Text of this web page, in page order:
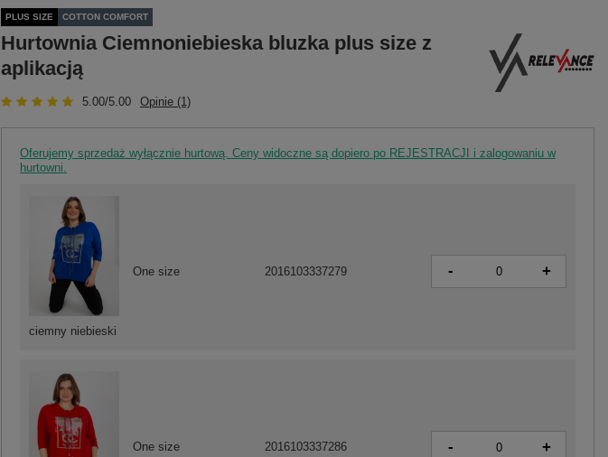
PLUS SIZE COTTON COMFORT
Hurtownia Ciemnoniebieska bluzka plus size z
aplikacją
5.00/5.00 Opinie (1)
Oferujemy sprzedaż wyłącznie hurtową. Ceny widoczne są dopiero po REJESTRACJI i zalogowaniu w
hurtowni.
ciemny niebieski
One size 2016103337279 - +
One size 2016103337286 - +